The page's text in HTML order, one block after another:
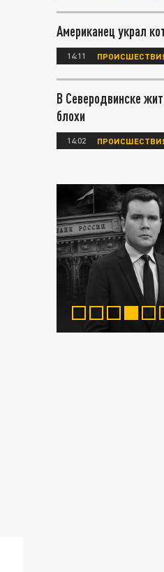
Американец украл
14:11
В Северодвинске
блохи
14:02